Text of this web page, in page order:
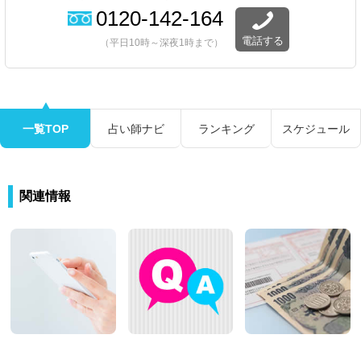
0120-142-164
（平日10時～深夜1時まで） 電話する
一覧TOP 占い師ナビ ランキング スケジュール
関連情報